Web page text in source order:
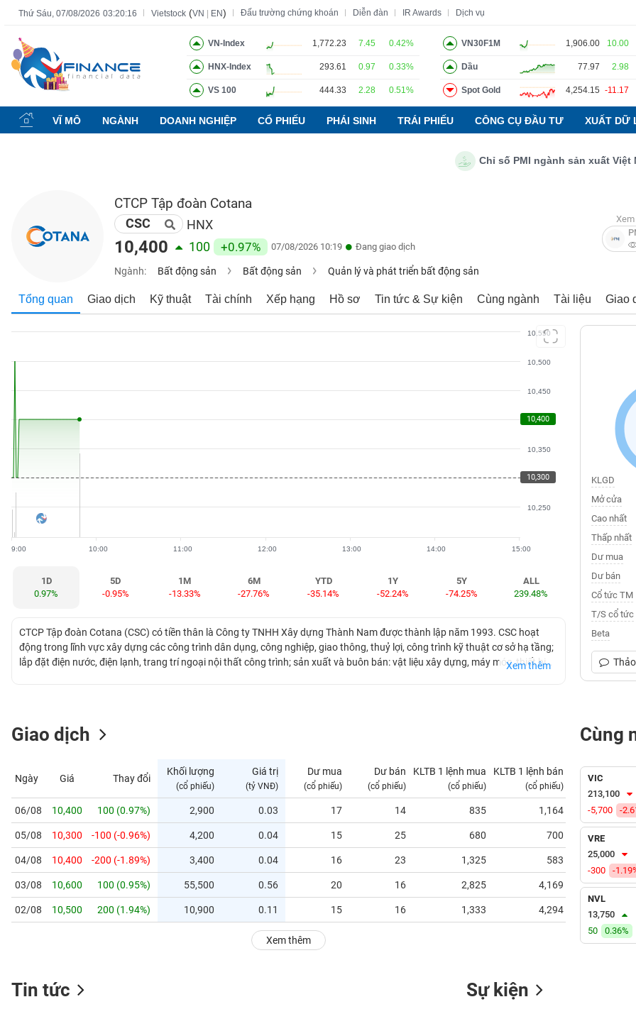
Thứ Sáu, 07/08/2026 03:20:17 Vietstock (VN EN) Đấu trường chứng khoán Diễn đàn IR Awards Dịch vụ
VN-Index 1,772.23 7.45 0.42%
HNX-Index 293.61 0.97 0.33%
VS 100 444.33 2.28 0.51%
VN30F1M 1,906.00 10.00
Dầu 77.97 2.98
Spot Gold 4,254.15 -11.17
VĨ MÔ NGÀNH DOANH NGHIỆP CỔ PHIẾU PHÁI SINH TRÁI PHIẾU CÔNG CỤ ĐẦU TƯ XUẤT DỮ
Chỉ số PMI ngành sản xuất Việt
CTCP Tập đoàn Cotana
CSC HNX
10,400 100 +0.97% 07/08/2026 10:19 Đang giao dịch
Ngành: Bất động sản Bất động sản Quản lý và phát triển bất động sản
Tổng quan Giao dịch Kỹ thuật Tài chính Xếp hạng Hồ sơ Tin tức & Sự kiện Cùng ngành Tài liệu Giao
10,300
10,250
10,350
10,400
10,450
10,500
10,550
9:00 10:00 11:00 12:00 13:00 14:00 15:00
10,300
10,400
1D
0.97%
5D
-0.95%
1M
-13.33%
6M
-27.76%
YTD
-35.14%
1Y
-52.24%
5Y
-74.25%
ALL
239.48%
CTCP Tập đoàn Cotana (CSC) có tiền thân là Công ty TNHH Xây dựng Thành Nam được thành lập năm 1993. CSC hoạt
động trong lĩnh vực xây dựng các công trình dân dụng, công nghiệp, giao thông, thuỷ lợi, công trình kỹ thuật cơ sở hạ tầng;
lắp đặt điện nước, điện lạnh, trang trí ngoại nội thất công trình; sản xuất và buôn bán: vật liệu xây dựng, máy móc, thiết bị
Xem thêm
KLGD
Mở cửa
Cao nhất
Thấp nhất
Dư mua
Dư bán
Cổ tức TM
T/S cổ tức
Beta
Giao dịch
Ngày Giá Thay đổi
Khối lượng
(cổ phiếu)
Giá trị
(tỷ VNĐ)
Dư mua
(cổ phiếu)
Dư bán
(cổ phiếu)
KLTB 1 lệnh mua
(cổ phiếu)
KLTB 1 lệnh bán
(cổ phiếu)
06/08 10,400 100 (0.97%) 2,900 0.03 17 14 835 1,164 0.00
05/08 10,300 -100 (-0.96%) 4,200 0.04 15 25 680 700
04/08 10,400 -200 (-1.89%) 3,400 0.04 16 23 1,325 583 0.00
03/08 10,600 100 (0.95%) 55,500 0.56 20 16 2,825 4,169 0.00
02/08 10,500 200 (1.94%) 10,900 0.11 15 16 1,333 4,294 0.00
Xem thêm
Cùng
VIC
213,100
-5,700
-
VRE
25,000
-300
-
NVL
13,750
50
0.36%
Tin tức Sự kiện
Tất cả Tính năng Ngành Mã chứng khoán Lãnh đạo Báo cáo phân tích Thuật ngữ
Tính
năng
(-)
KHOÁN
NGHIỆP
ĐỘNG
HÓA
GIỚI
CÁ
NHÂN
PHÂN
TÍCH
VIETSTOCKFINANCE